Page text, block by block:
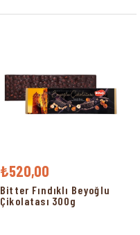
₺520,00
Bitter Fındıklı Beyoğlu
Çikolatası 300g